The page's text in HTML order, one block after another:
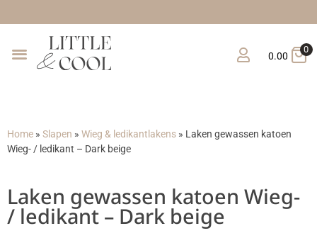
0.00
0
Home » Slapen » Wieg & ledikantlakens » Laken gewassen katoen
Wieg- / ledikant – Dark beige
Laken gewassen katoen Wieg-
/ ledikant – Dark beige